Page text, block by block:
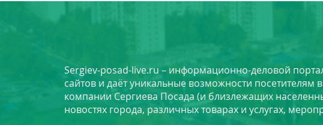
Sergiev-posad-live.ru – информационно-деловой
сайтов и даёт уникальные возможности
компании Сергиева Посада (и близлежащих
новостях города, различных товарах и услугах,